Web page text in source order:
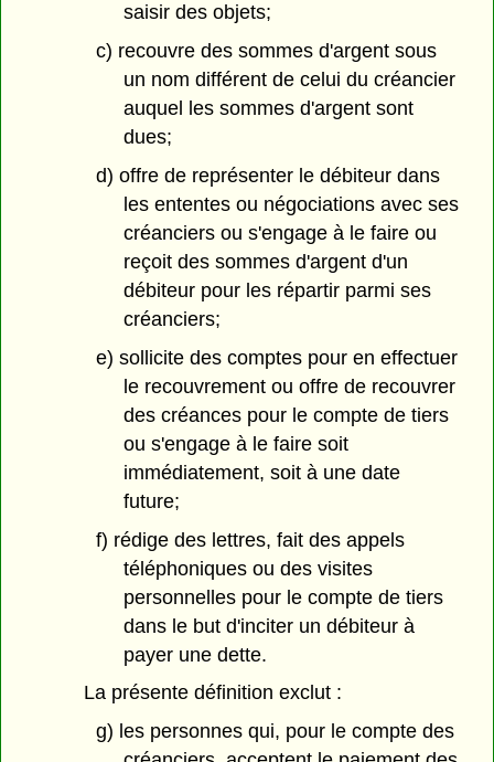
saisir des objets;
c) recouvre des sommes d'argent sous
un nom différent de celui du créancier
auquel les sommes d'argent sont
dues;
d) offre de représenter le débiteur dans
les ententes ou négociations avec ses
créanciers ou s'engage à le faire ou
reçoit des sommes d'argent d'un
débiteur pour les répartir parmi ses
créanciers;
e) sollicite des comptes pour en effectuer
le recouvrement ou offre de recouvrer
des créances pour le compte de tiers
ou s'engage à le faire soit
immédiatement, soit à une date
future;
f) rédige des lettres, fait des appels
téléphoniques ou des visites
personnelles pour le compte de tiers
dans le but d'inciter un débiteur à
payer une dette.
La présente définition exclut :
g) les personnes qui, pour le compte des